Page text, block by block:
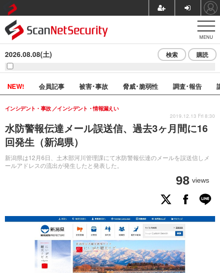
MENU
2026.08.08(土) 検索 購読
NEW! 会員記事 被害･事故 脅威･脆弱性 調査･報告
水防警報伝達メール誤送信、過去3ヶ月間に16
回発生（新潟県）
新潟県は12月6日、土木部河川管理課にて水防警報伝達のメールを誤送信しメ
ールアドレスの流出が発生したと発表した。
インシデント・事故 インシデント・情報漏えい
98 views
2019.12.13 Fri 8:30